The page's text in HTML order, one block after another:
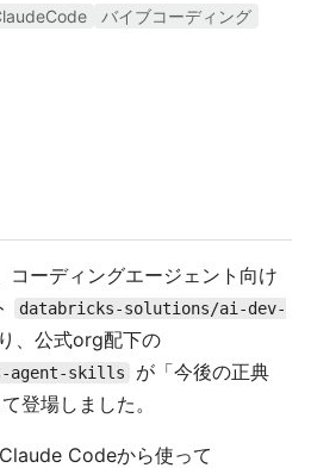
バイブコーディング
コーディングエージェント向け
databricks-solutions/ai-dev-
、公式org配下の
agent-skills
が「今後の正典
登場しました。
Codeから使って